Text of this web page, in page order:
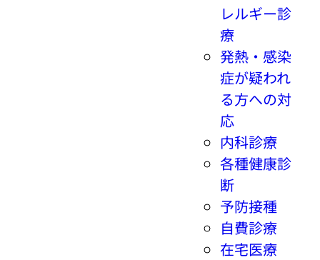
レルギー診
療
発熱・感染
症が疑われ
る方への対
応
内科診療
各種健康診
断
予防接種
自費診療
在宅医療